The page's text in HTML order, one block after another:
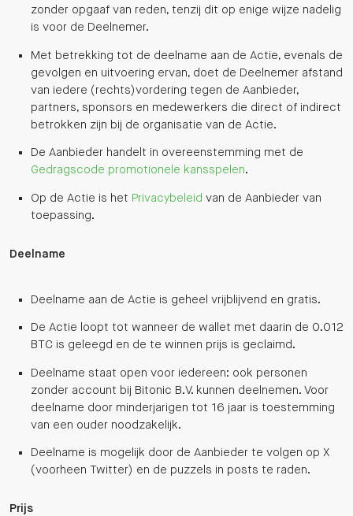
zonder opgaaf van reden, tenzij dit op enige wijze nadelig
is voor de Deelnemer.
Met betrekking tot de deelname aan de Actie, evenals de
gevolgen en uitvoering ervan, doet de Deelnemer afstand
van iedere (rechts)vordering tegen de Aanbieder,
partners, sponsors en medewerkers die direct of indirect
betrokken zijn bij de organisatie van de Actie.
De Aanbieder handelt in overeenstemming met de
Gedragscode promotionele kansspelen.
Op de Actie is het Privacybeleid van de Aanbieder van
toepassing.
Deelname
Deelname aan de Actie is geheel vrijblijvend en gratis.
De Actie loopt tot wanneer de wallet met daarin de 0.012
BTC is geleegd en de te winnen prijs is geclaimd.
Deelname staat open voor iedereen: ook personen
zonder account bij Bitonic B.V. kunnen deelnemen. Voor
deelname door minderjarigen tot 16 jaar is toestemming
van een ouder noodzakelijk.
Deelname is mogelijk door de Aanbieder te volgen op X
(voorheen Twitter) en de puzzels in posts te raden.
Prijs